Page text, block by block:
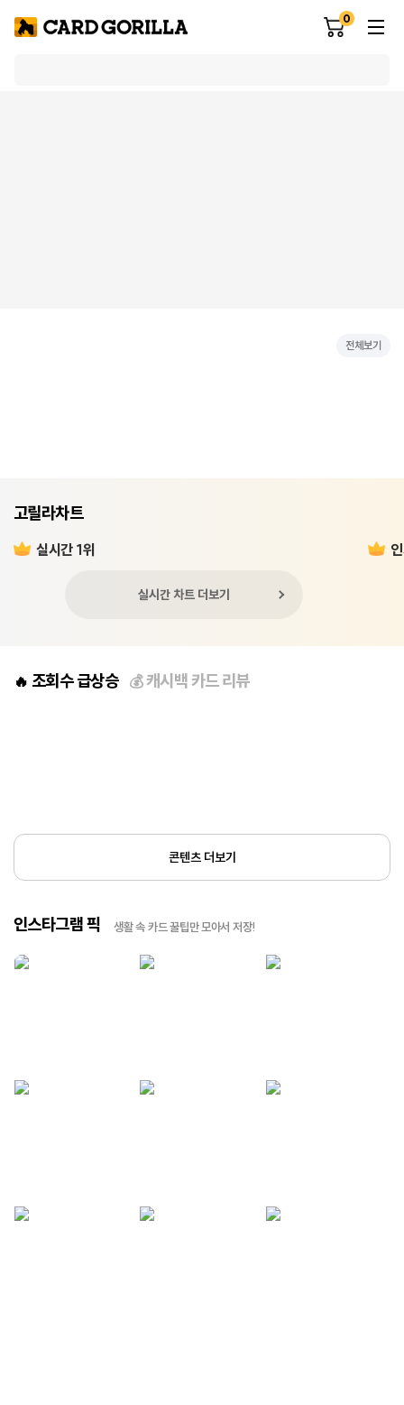
0
전체보기
고릴라차트
실시간 1위
실시간 차트 더보기
🔥 조회수 급상승 💰캐시백 카드 리뷰
콘텐츠 더보기
인스타그램 픽 생활 속 카드 꿀팁만 모아서 저장!